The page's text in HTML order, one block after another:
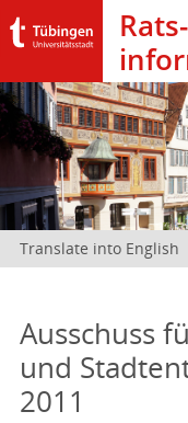
Rats­
Translate into English
Ausschuss
und
2011